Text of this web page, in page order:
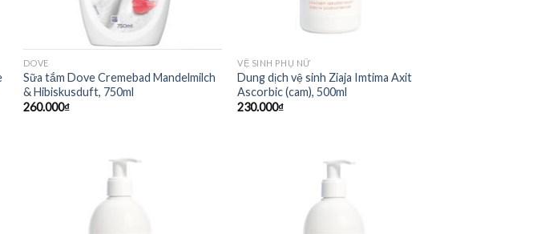
DOVE
Sữa tắm Dove Cremebad Mandelmilch
& Hibiskusduft, 750ml
260.000₫
VỆ SINH PHỤ NỮ
Dung dịch vệ sinh Ziaja Imtima Axit
Ascorbic (cam), 500ml
230.000₫